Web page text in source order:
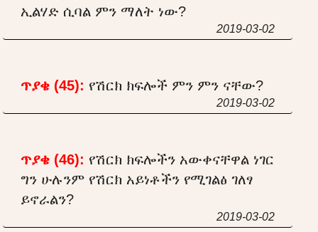
ኢልሃድ ሲባል ምን ማለት ነው?
2019-03-02
ጥያቄ (45): የሽርክ ክፍሎች ምን ምን ናቸው?
2019-03-02
ጥያቄ (46): የሽርክ ክፍሎችን አውቀናቸዋል ነገር
ግን ሁሉንም የሽርክ አይነቶችን የሚገልፅ ገለፃ
ይኖራልን?
2019-03-02